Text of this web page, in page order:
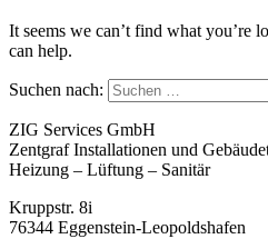
It seems we can’t find what you’re
can help.
Suchen nach:
ZIG Services GmbH
Zentgraf Installationen und
Heizung – Lüftung – Sanitär
Kruppstr. 8i
76344 Eggenstein-Leopoldshafen